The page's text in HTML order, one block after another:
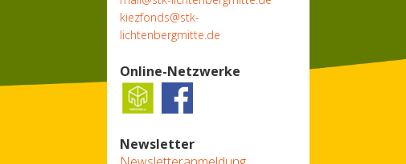
kiezfonds@stk-
lichtenbergmitte.de
Online-Netzwerke
Newsletter